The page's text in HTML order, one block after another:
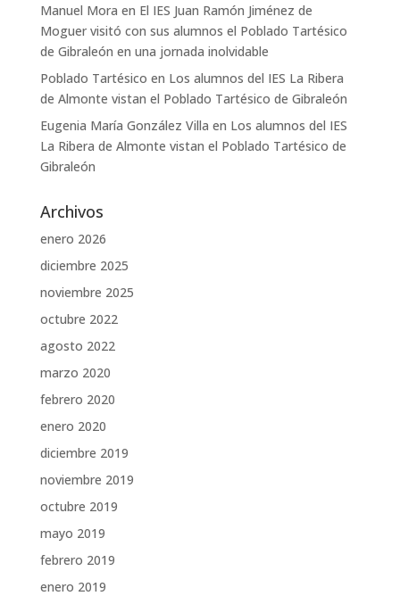
Manuel Mora en El IES Juan Ramón Jiménez de
Moguer visitó con sus alumnos el Poblado Tartésico
de Gibraleón en una jornada inolvidable
Poblado Tartésico en Los alumnos del IES La Ribera
de Almonte vistan el Poblado Tartésico de Gibraleón
Eugenia María González Villa en Los alumnos del IES
La Ribera de Almonte vistan el Poblado Tartésico de
Gibraleón
Archivos
enero 2026
diciembre 2025
noviembre 2025
octubre 2022
agosto 2022
marzo 2020
febrero 2020
enero 2020
diciembre 2019
noviembre 2019
octubre 2019
mayo 2019
febrero 2019
enero 2019